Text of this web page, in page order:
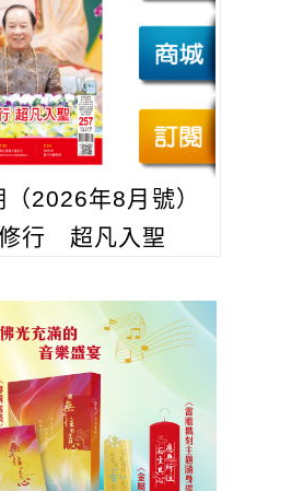
2026年8月號）
行 超凡入聖